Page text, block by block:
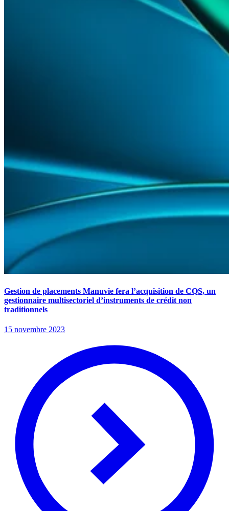
Gestion de placements Manuvie fera l’acquisition de CQS, un
gestionnaire multisectoriel d’instruments de crédit non
traditionnels
15 novembre 2023